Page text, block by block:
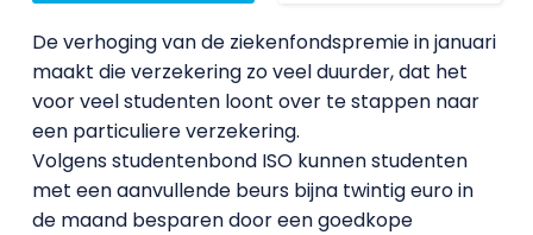
De verhoging van de ziekenfondspremie in januari
maakt die verzekering zo veel duurder, dat het
voor veel studenten loont over te stappen naar
een particuliere verzekering.
Volgens studentenbond ISO kunnen studenten
met een aanvullende beurs bijna twintig euro in
de maand besparen door een goedkope